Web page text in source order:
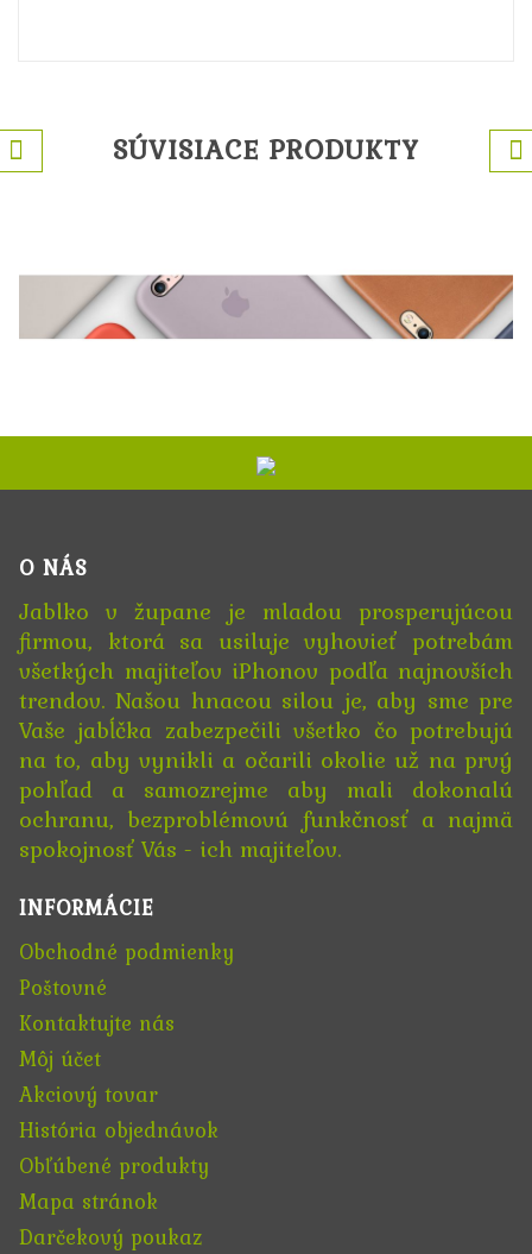
SÚVISIACE PRODUKTY
O NÁS
Jablko v župane je mladou prosperujúcou
firmou, ktorá sa usiluje vyhovieť potrebám
všetkých majiteľov iPhonov podľa najnovších
trendov. Našou hnacou silou je, aby sme pre
Vaše jabĺčka zabezpečili všetko čo potrebujú
na to, aby vynikli a očarili okolie už na prvý
pohľad a samozrejme aby mali dokonalú
ochranu, bezproblémovú funkčnosť a najmä
spokojnosť Vás - ich majiteľov.
INFORMÁCIE
Obchodné podmienky
Poštovné
Kontaktujte nás
Môj účet
Akciový tovar
História objednávok
Obľúbené produkty
Mapa stránok
Darčekový poukaz